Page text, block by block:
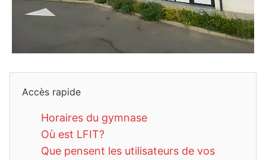
Accès rapide
Horaires du gymnase
Où est LFIT?
Que pensent les utilisateurs de vos